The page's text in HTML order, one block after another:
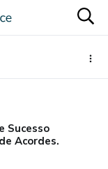
Sucesso
Acordes.